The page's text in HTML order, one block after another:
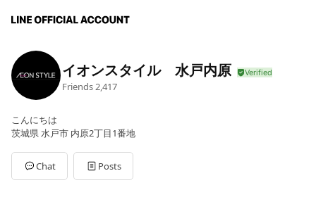
イオンスタイル 水戸内原
Friends 2,417
こんにちは
茨城県 水戸市 内原2丁目1番地
Chat Posts